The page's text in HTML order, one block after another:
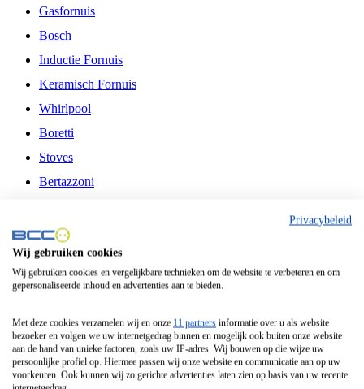
Gasfornuis
Bosch
Inductie Fornuis
Keramisch Fornuis
Whirlpool
Boretti
Stoves
Bertazzoni
Fitelli
Airfryer
Frituurpan
Contactgrill
Broodbakmachine
Broodrooster
Privacybeleid
Wij gebruiken cookies
Wij gebruiken cookies en vergelijkbare technieken om de website te verbeteren en om
gepersonaliseerde inhoud en advertenties aan te bieden.
Met deze cookies verzamelen wij en onze 11 partners informatie over u als website
bezoeker en volgen we uw internetgedrag binnen en mogelijk ook buiten onze website
aan de hand van unieke factoren, zoals uw IP-adres. Wij bouwen op die wijze uw
persoonlijke profiel op. Hiermee passen wij onze website en communicatie aan op uw
voorkeuren. Ook kunnen wij zo gerichte advertenties laten zien op basis van uw recente